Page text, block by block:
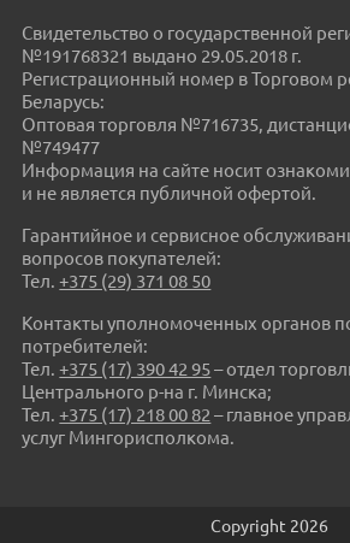
Свидетельство о государственной
№191768321 выдано 29.05.2018 г.
Регистрационный номер в Торговом
Беларусь:
Оптовая торговля №716735,
№749477
Информация на сайте носит
и не является публичной офертой.
Гарантийное и сервисное
вопросов покупателей:
Тел.+375 (29) 371 08 50
Контакты уполномоченных органов
потребителей:
Тел.+375 (17) 390 42 95– отдел
Центрального р-на г. Минска;
Тел.+375 (17) 218 00 82 – главное
услуг Мингорисполкома.
Copyright 2026